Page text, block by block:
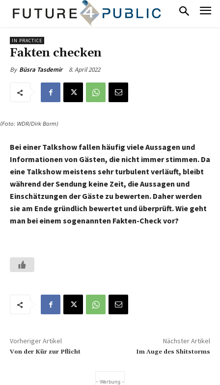
IN PRACTICE
Fakten checken
By Büsra Tasdemir 8. April 2022
(Foto: WDR/Dirk Borm)
Bei einer Talkshow fallen häufig viele Aussagen und
Informationen von Gästen, die nicht immer stimmen. Da
eine Talkshow meistens sehr turbulent verläuft, bleibt
während der Sendung keine Zeit, die Aussagen und
Einschätzungen der Gäste zu bewerten. Daher werden
sie am Ende gründlich bewertet und überprüft. Wie geht
man bei einem sogenannten Fakten-Check vor?
Vorheriger Artikel
Von der Kür zur Pflicht
Nächster Artikel
Im Auge des Shitstorms
- Werbung -